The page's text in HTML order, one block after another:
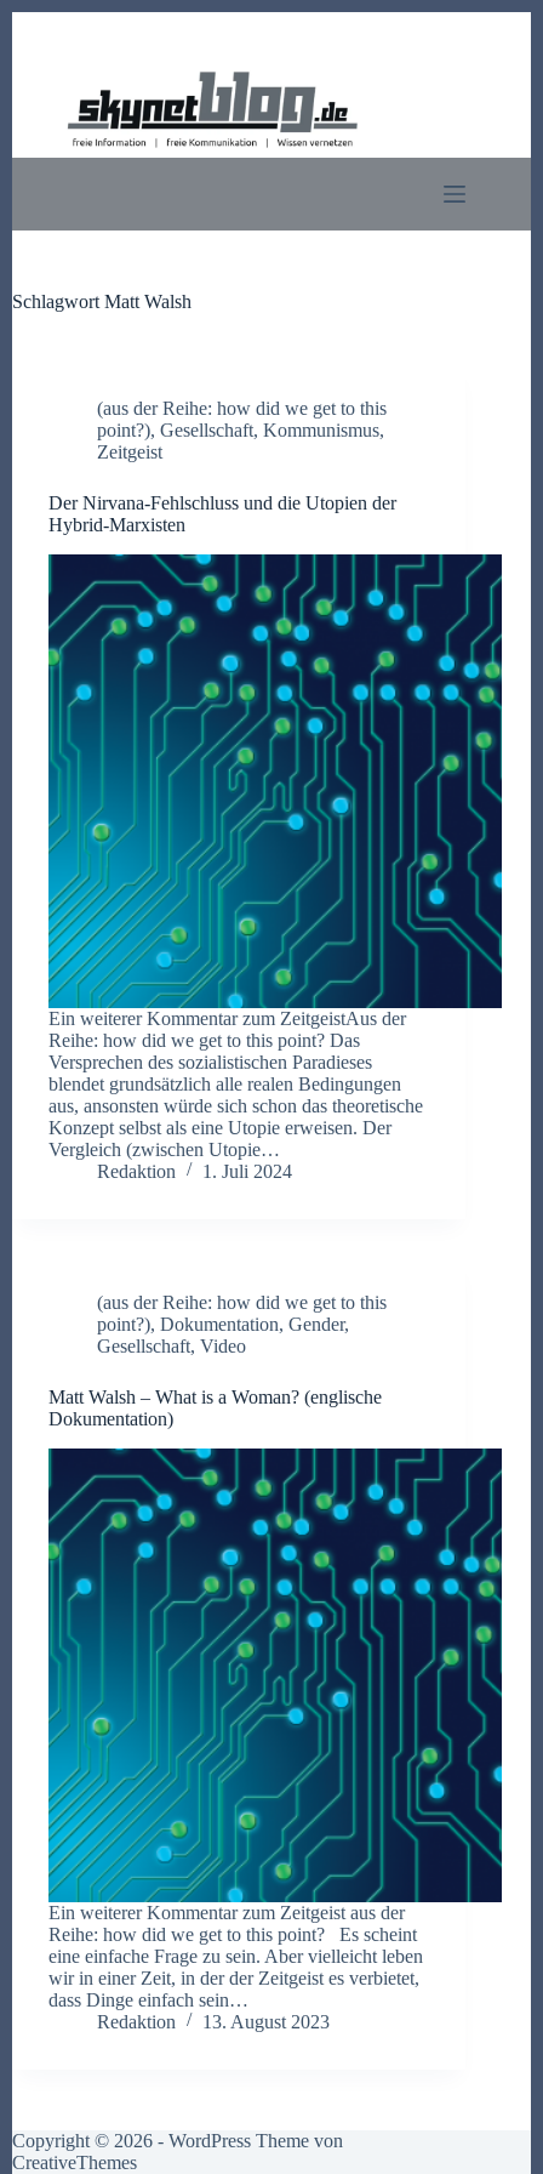
Schlagwort Matt Walsh
(aus der Reihe: how did we get to this
point?), Gesellschaft, Kommunismus,
Zeitgeist
Der Nirvana-Fehlschluss und die Utopien der
Hybrid-Marxisten
Ein weiterer Kommentar zum ZeitgeistAus der
Reihe: how did we get to this point? Das
Versprechen des sozialistischen Paradieses
blendet grundsätzlich alle realen Bedingungen
aus, ansonsten würde sich schon das theoretische
Konzept selbst als eine Utopie erweisen. Der
Vergleich (zwischen Utopie…
Redaktion
1. Juli 2024
(aus der Reihe: how did we get to this
point?), Dokumentation, Gender,
Gesellschaft, Video
Matt Walsh – What is a Woman? (englische
Dokumentation)
Ein weiterer Kommentar zum Zeitgeist aus der
Reihe: how did we get to this point? Es scheint
eine einfache Frage zu sein. Aber vielleicht leben
wir in einer Zeit, in der der Zeitgeist es verbietet,
dass Dinge einfach sein…
Redaktion
13. August 2023
Copyright © 2026 - WordPress Theme von
CreativeThemes